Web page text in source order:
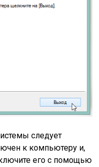
следует
к компьютеру и,
его с помощью